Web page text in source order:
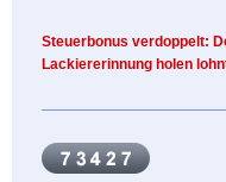
Steuerbonus verdoppelt:
Lackiererinnung holen